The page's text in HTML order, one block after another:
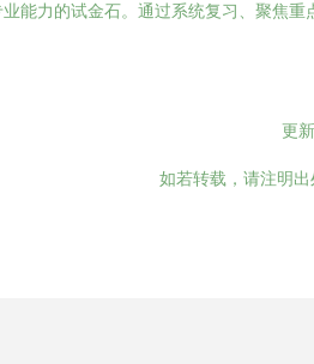
能力的试金石。通过系统复习、聚焦
更
如若转载，请注明